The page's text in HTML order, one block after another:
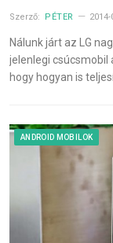
Szerző: PÉTER 2014-
Nálunk járt az LG
jelenlegi csúcsmobil
hogy hogyan is
ANDROID MOBILOK